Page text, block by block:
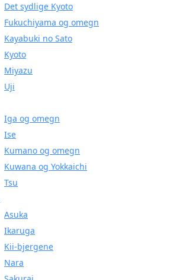
Det sydlige Kyoto
Fukuchiyama og omegn
Kayabuki no Sato
Kyoto
Miyazu
Uji
Iga og omegn
Ise
Kumano og omegn
Kuwana og Yokkaichi
Tsu
Asuka
Ikaruga
Kii-bjergene
Nara